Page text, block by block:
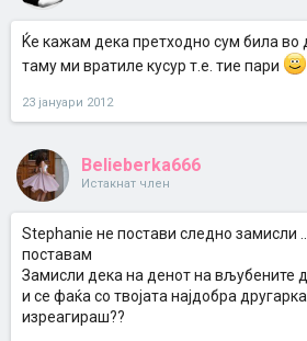
Ќе кажам дека претходно сум била во
таму ми вратиле кусур т.е. тие пари
23 јануари 2012
Belieberka666
Истакнат член
Stephanie не постави следно замисли
поставам
Замисли дека на денот на вљубените
и се фаќа со твојата најдобра
изреагираш??